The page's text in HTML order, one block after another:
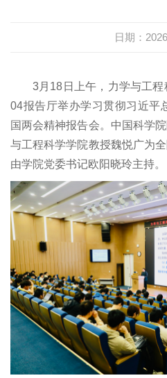
领导
历史
沿革
航空
航天
工程
系
能源
与资
源工
程系
海洋
装备
与工
程研
育
学位
研究
生教
育
境外
学习
留学
生
教员
教授
行政
人员
博士
后
访问
学者
离退
休
日期：
3月18日上午，力学与工
04报告厅举办学习贯彻习近平
国两会精神报告会。中国科学
与工程科学学院教授魏悦广为
由学院党委书记欧阳晓玲主持。